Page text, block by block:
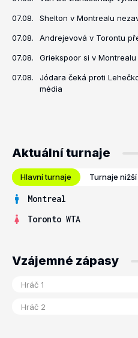
07.08. Shelton v Montrealu
07.08. Andrejevová v Torontu
07.08. Griekspoor si v
07.08.
Jódara čeká proti
média
Aktuální turnaje
Hlavní turnaje Turnaje
Montreal
Toronto WTA
Vzájemné zápasy